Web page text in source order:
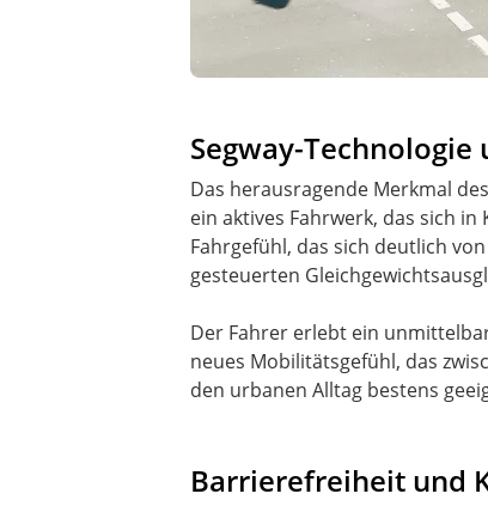
Segway-
Das herausragende Merkmal
ein aktives Fahrwerk, das sich
Fahrgefühl, das sich deutlich
gesteuerten
Der Fahrer erlebt ein
neues Mobilitätsgefühl, das
den urbanen Alltag bestens
Barrierefreiheit und